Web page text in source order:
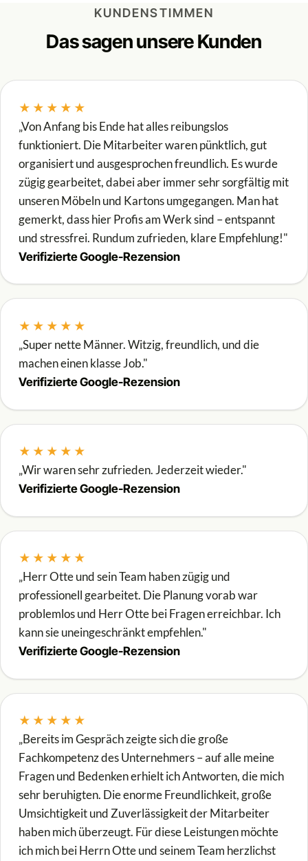
KUNDENSTIMMEN
Das sagen unsere Kunden
★★★★★
„Von Anfang bis Ende hat alles reibungslos
funktioniert. Die Mitarbeiter waren pünktlich, gut
organisiert und ausgesprochen freundlich. Es wurde
zügig gearbeitet, dabei aber immer sehr sorgfältig mit
unseren Möbeln und Kartons umgegangen. Man hat
gemerkt, dass hier Profis am Werk sind – entspannt
und stressfrei. Rundum zufrieden, klare Empfehlung!"
Verifizierte Google-Rezension
★★★★★
„Super nette Männer. Witzig, freundlich, und die
machen einen klasse Job."
Verifizierte Google-Rezension
★★★★★
„Wir waren sehr zufrieden. Jederzeit wieder."
Verifizierte Google-Rezension
★★★★★
„Herr Otte und sein Team haben zügig und
professionell gearbeitet. Die Planung vorab war
problemlos und Herr Otte bei Fragen erreichbar. Ich
kann sie uneingeschränkt empfehlen."
Verifizierte Google-Rezension
★★★★★
„Bereits im Gespräch zeigte sich die große
Fachkompetenz des Unternehmers – auf alle meine
Fragen und Bedenken erhielt ich Antworten, die mich
sehr beruhigten. Die enorme Freundlichkeit, große
Umsichtigkeit und Zuverlässigkeit der Mitarbeiter
haben mich überzeugt. Für diese Leistungen möchte
ich mich bei Herrn Otte und seinem Team herzlichst